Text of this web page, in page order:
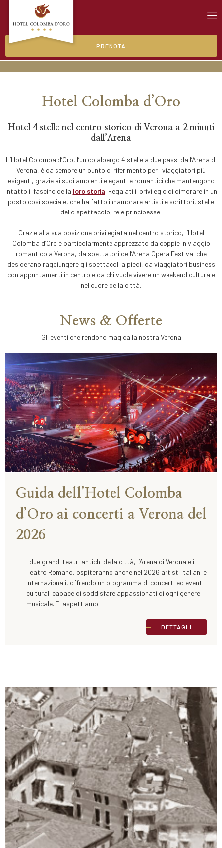
PRENOTA
Colomba d'Oro
ELEGANZA E CHARME, NEL CUORE DI VERONA.
Hotel Colomba d’Oro
Hotel 4 stelle nel centro storico di Verona a 2 minuti
dall’Arena
L’Hotel Colomba d’Oro, l’unico albergo 4 stelle a due passi dall’Arena di
Verona, è da sempre un punto di riferimento per i viaggiatori più
esigenti, grazie ai suoi ambienti eleganti e romantici che mantengono
intatto il fascino della loro storia. Regalati il privilegio di dimorare in un
posto così speciale, che ha fatto innamorare artisti e scrittori, stelle
dello spettacolo, re e principesse.
Grazie alla sua posizione privilegiata nel centro storico, l’Hotel
Colomba d’Oro è particolarmente apprezzato da coppie in viaggio
romantico a Verona, da spettatori dell’Arena Opera Festival che
desiderano raggiungere gli spettacoli a piedi, da viaggiatori business
con appuntamenti in centro e da chi vuole vivere un weekend culturale
nel cuore della città.
News & Offerte
Gli eventi che rendono magica la nostra Verona
Guida dell’Hotel Colomba
d’Oro ai concerti a Verona del
2026
I due grandi teatri antichi della città, l’Arena di Verona e il
Teatro Romano, ospiteranno anche nel 2026 artisti italiani e
internazionali, offrendo un programma di concerti ed eventi
culturali capace di soddisfare appassionati di ogni genere
musicale. Ti aspettiamo!
DETTAGLI